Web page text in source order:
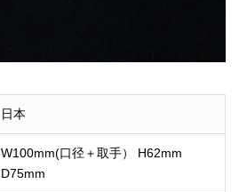
日本
W100mm(口径＋取手） H62mm
D75mm